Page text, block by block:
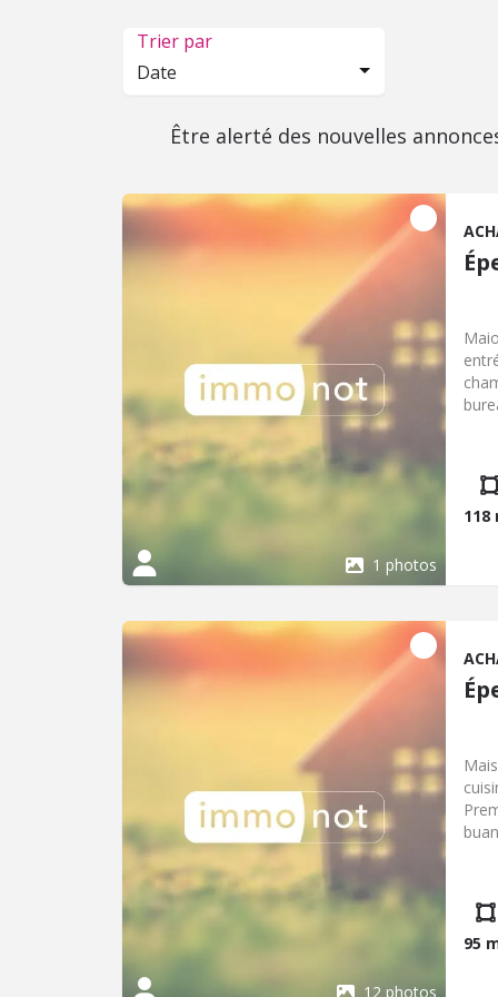
Trier par
Date
Être alerté des nouvelles
1 photos
118
12 photos
95